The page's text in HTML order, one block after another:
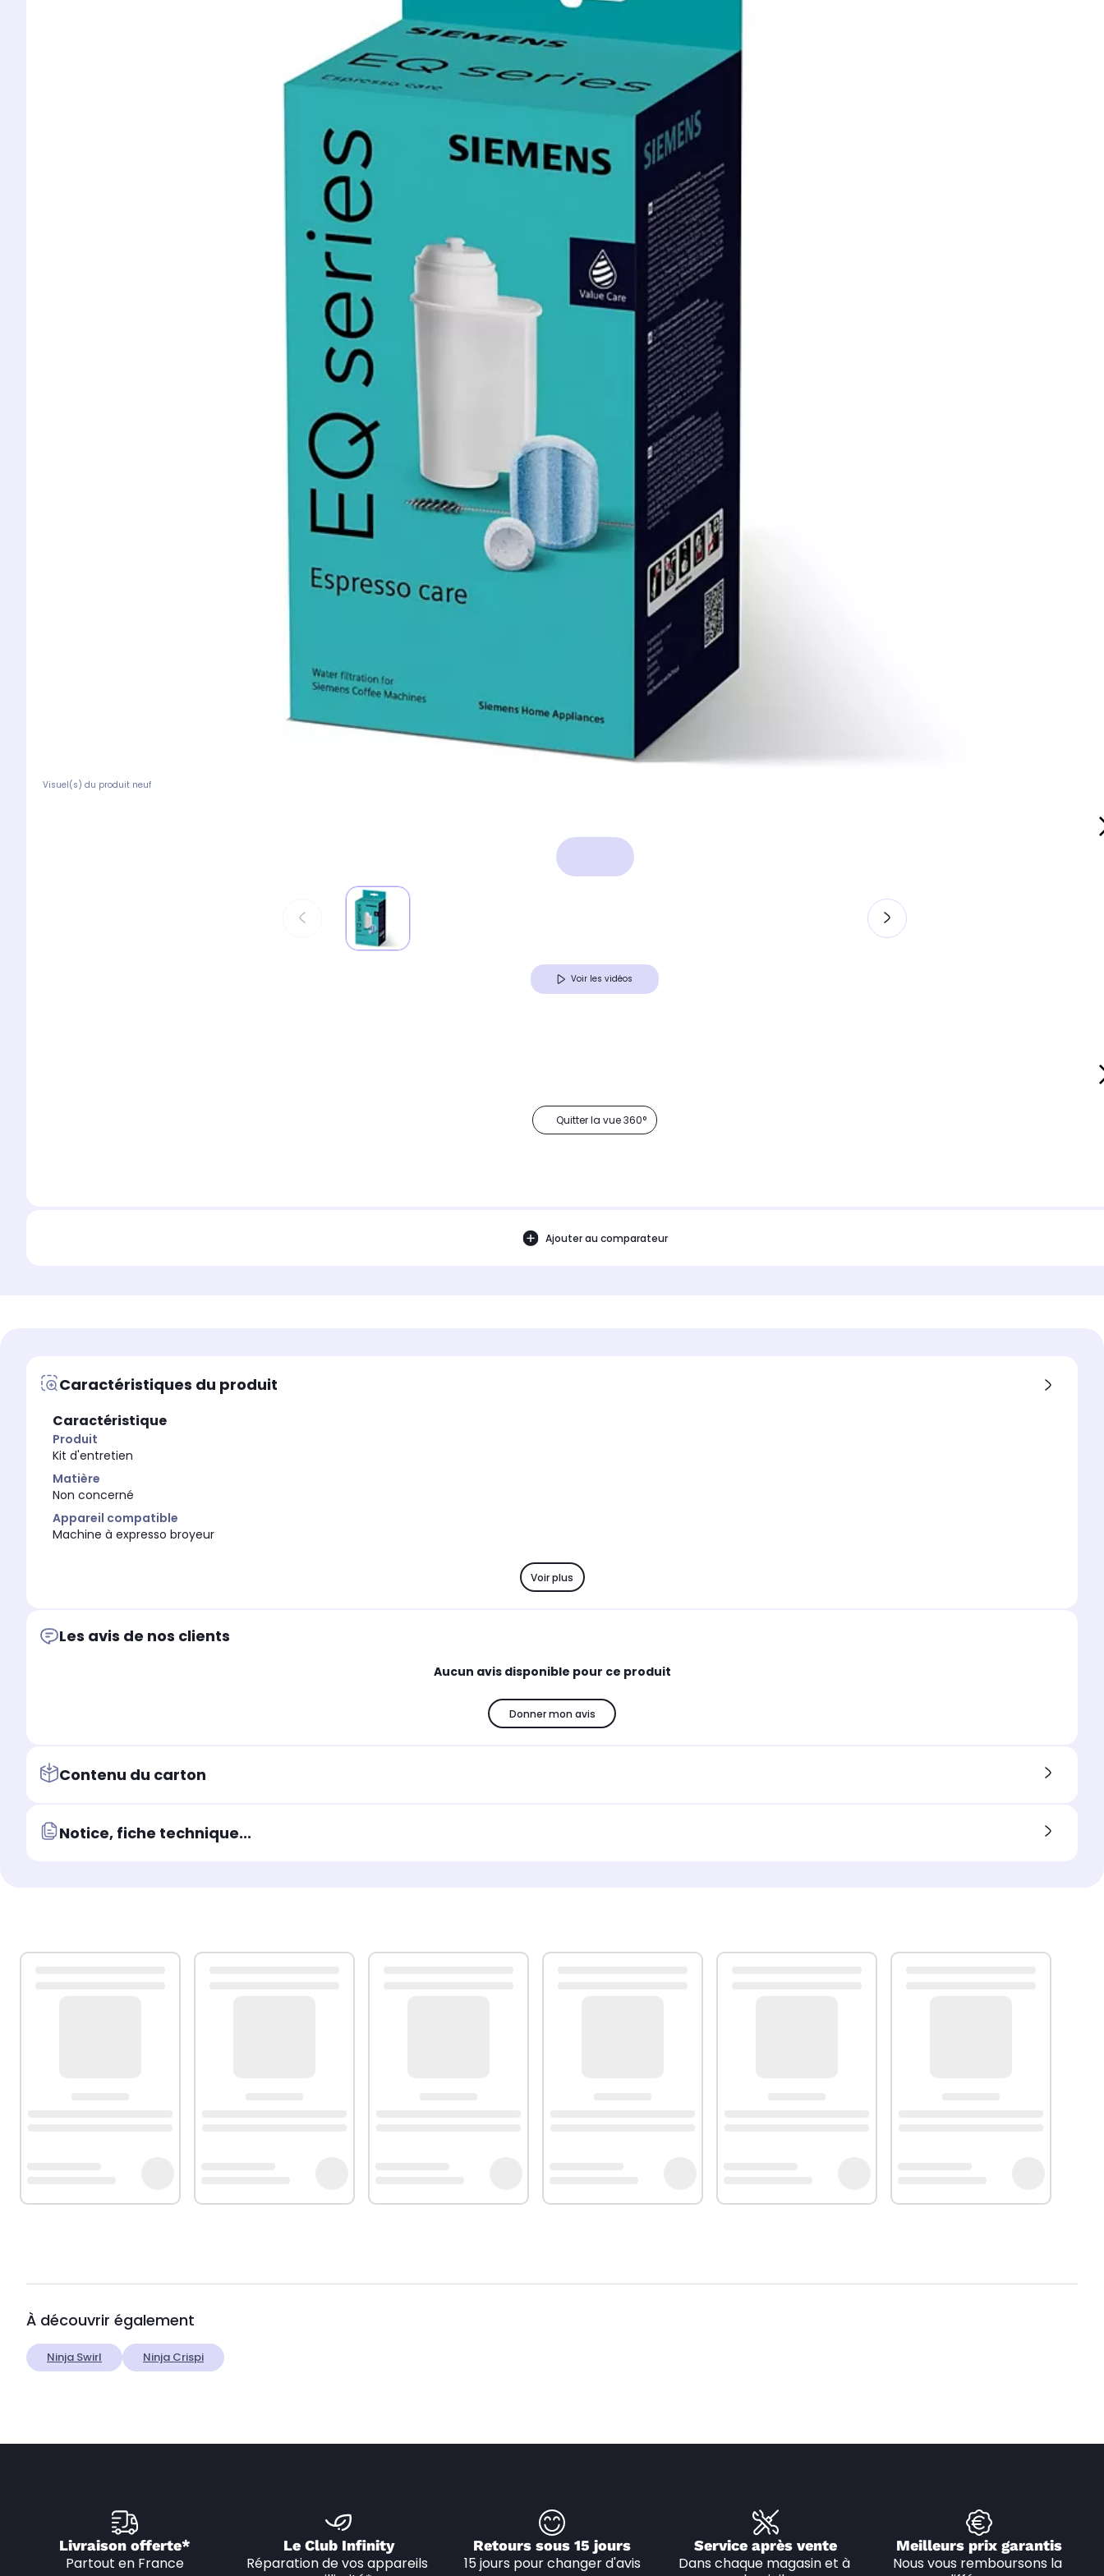
Visuel(s) du produit neuf
Voir les vidéos
Quitter la vue 360°
Ajouter au comparateur
Caractéristiques du produit
Caractéristique
Produit
Kit d'entretien
Matière
Non concerné
Appareil compatible
Machine à expresso broyeur
Voir plus
Les avis de nos clients
Aucun avis disponible pour ce produit
Donner mon avis
Contenu du carton
Notice, fiche technique...
À découvrir également
Ninja Swirl Ninja Crispi
Livraison offerte*
Partout en France
Le Club Infinity
Réparation de vos appareils
Retours sous 15 jours
15 jours pour changer d'avis
Service après vente
Dans chaque magasin et à
Meilleurs prix garantis
Nous vous remboursons la